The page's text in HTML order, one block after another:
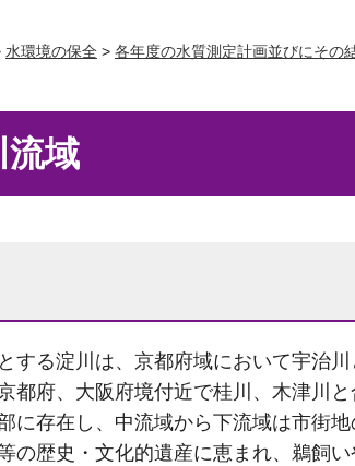
水環境の保全 > 各年度の水質測定計画並びにその
流域
する淀川は、京都府域において宇治
都府、大阪府境付近で桂川、木津川
に存在し、中流域から下流域は市街地
の歴史・文化的遺産に恵まれ、鵜飼